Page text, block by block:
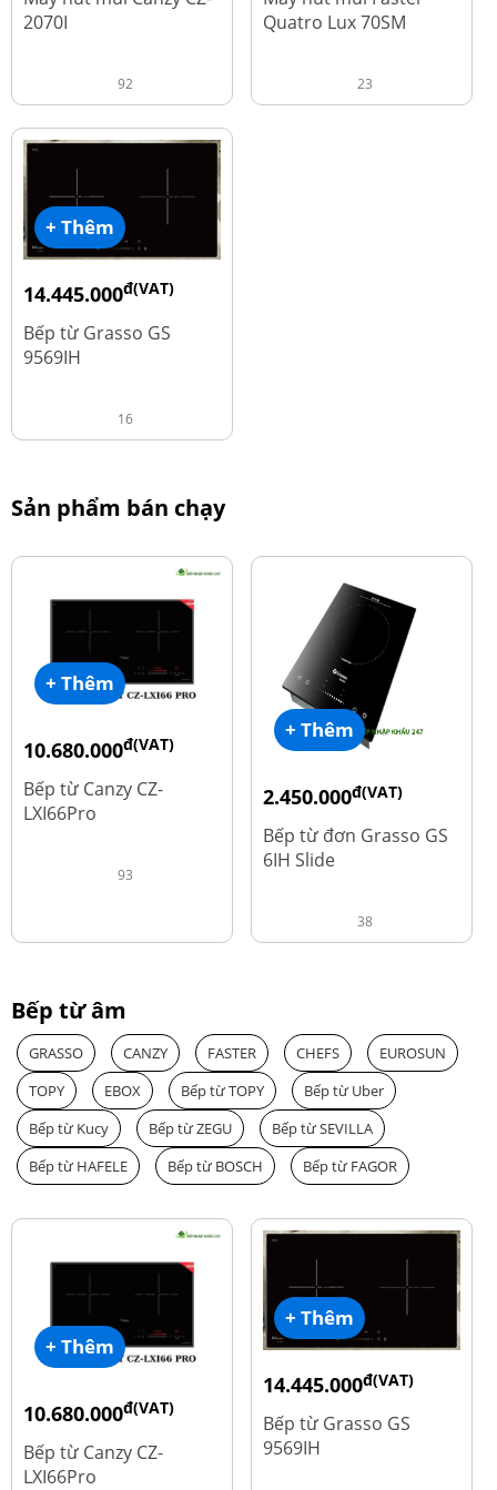
2070I
92
Quatro Lux 70SM
23
+ Thêm
14.445.000đ(VAT)
19.260.000
Bếp từ Grasso GS
9569IH
16
Sản phẩm bán chạy
+ Thêm
10.680.000đ(VAT)
15.980.000
Bếp từ Canzy CZ-
LXI66Pro
93
+ Thêm
2.450.000đ(VAT)
3.560.000
Bếp từ đơn Grasso GS
6IH Slide
38
Bếp từ âm
GRASSO CANZY FASTER CHEFS
EUROSUN
TOPY
EBOX Bếp từ TOPY
Bếp từ Uber
Bếp từ Kucy
Bếp từ ZEGU
Bếp từ SEVILLA
Bếp từ HAFELE
Bếp từ BOSCH Bếp từ FAGOR
+ Thêm
10.680.000đ(VAT)
Bếp từ Canzy CZ-
LXI66Pro
+ Thêm
14.445.000đ(VAT)
19.260.000
Bếp từ Grasso GS
9569IH